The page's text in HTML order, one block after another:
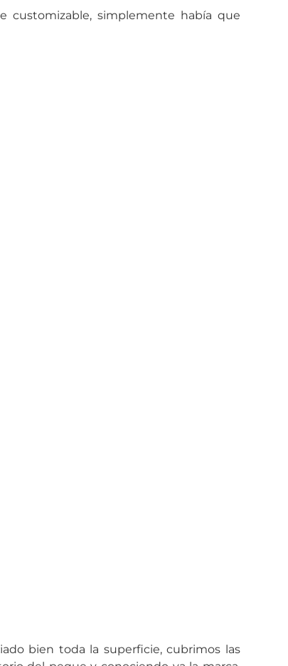
customizable, simplemente había que
bien toda la superficie, cubrimos las